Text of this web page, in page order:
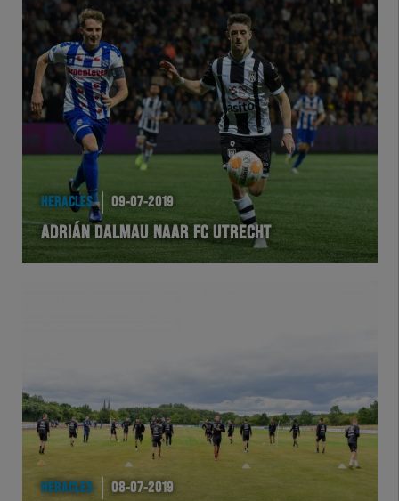
HERTEL
Natuurgras
Wedstrijd
Heracles
BusinessClub
Foundation
eSports
Academie
HERACLES 09-07-2019
ADRIÁN DALMAU NAAR FC UTRECHT
HERACLES 08-07-2019